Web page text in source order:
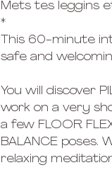
Mets tes leggins
*
This 60-minute
safe and
You will discover
work on a very
a few FLOOR
BALANCE poses.
relaxing